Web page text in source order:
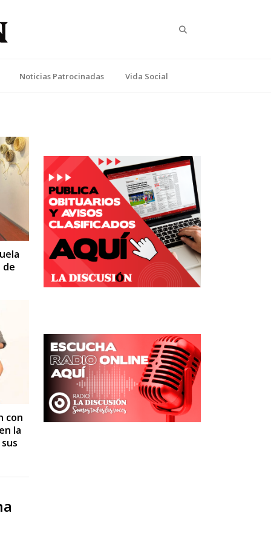
Noticias Patrocinadas Vida Social
de
con
la